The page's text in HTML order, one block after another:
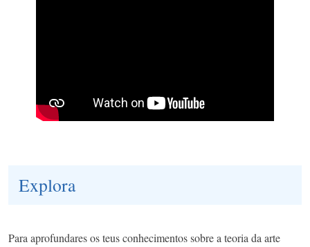
Explora
Para aprofundares os teus conhecimentos sobre a teoria da arte